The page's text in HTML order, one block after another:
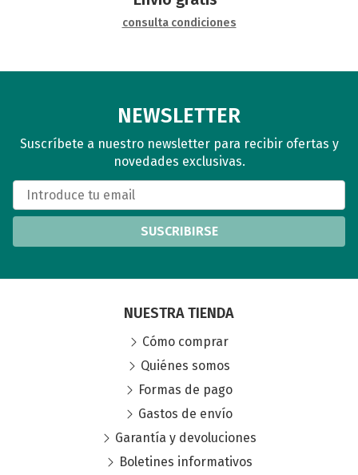
consulta condiciones
NEWSLETTER
Suscríbete a nuestro newsletter para recibir ofertas y
novedades exclusivas.
SUSCRIBIRSE
NUESTRA TIENDA
Cómo comprar
Quiénes somos
Formas de pago
Gastos de envío
Garantía y devoluciones
Boletines informativos